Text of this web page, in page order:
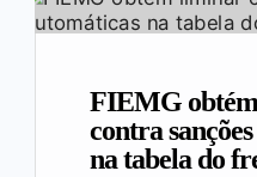
FIEMG
contra
na tabela do